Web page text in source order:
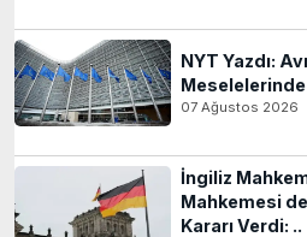
NYT Yazdı:
Meselelerinde
07 Ağustos 2026
İngiliz
Mahkemesi
Kararı Verdi: ..